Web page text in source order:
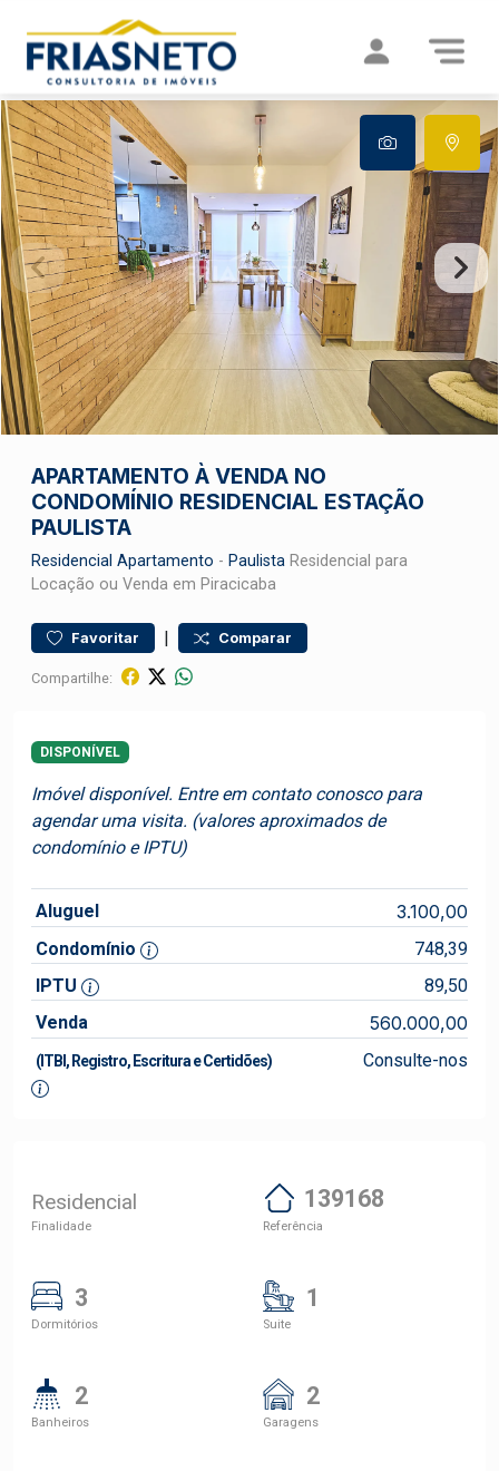
APARTAMENTO À VENDA NO
CONDOMÍNIO RESIDENCIAL ESTAÇÃO
PAULISTA
Residencial Apartamento - Paulista Residencial para
Locação ou Venda em Piracicaba
Favoritar | Comparar
Compartilhe:
DISPONÍVEL
Imóvel disponível. Entre em contato conosco para
agendar uma visita. (valores aproximados de
condomínio e IPTU)
Aluguel 3.100,00
Condomínio
748,39
IPTU
89,50
Venda
560.000,00
(ITBI, Registro, Escritura e Certidões) Consulte-nos
Residencial
Finalidade
139168
Referência
3
Dormitórios
1
Suite
2
Banheiros
2
Garagens